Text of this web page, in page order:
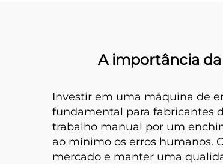
A importância
Investir em uma máquina de
fundamental para fabricantes
trabalho manual por um
ao mínimo os erros humanos.
mercado e manter uma